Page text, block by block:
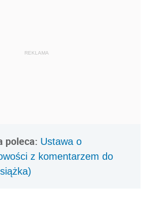
REKLAMA
poleca: Ustawa o
z komentarzem do